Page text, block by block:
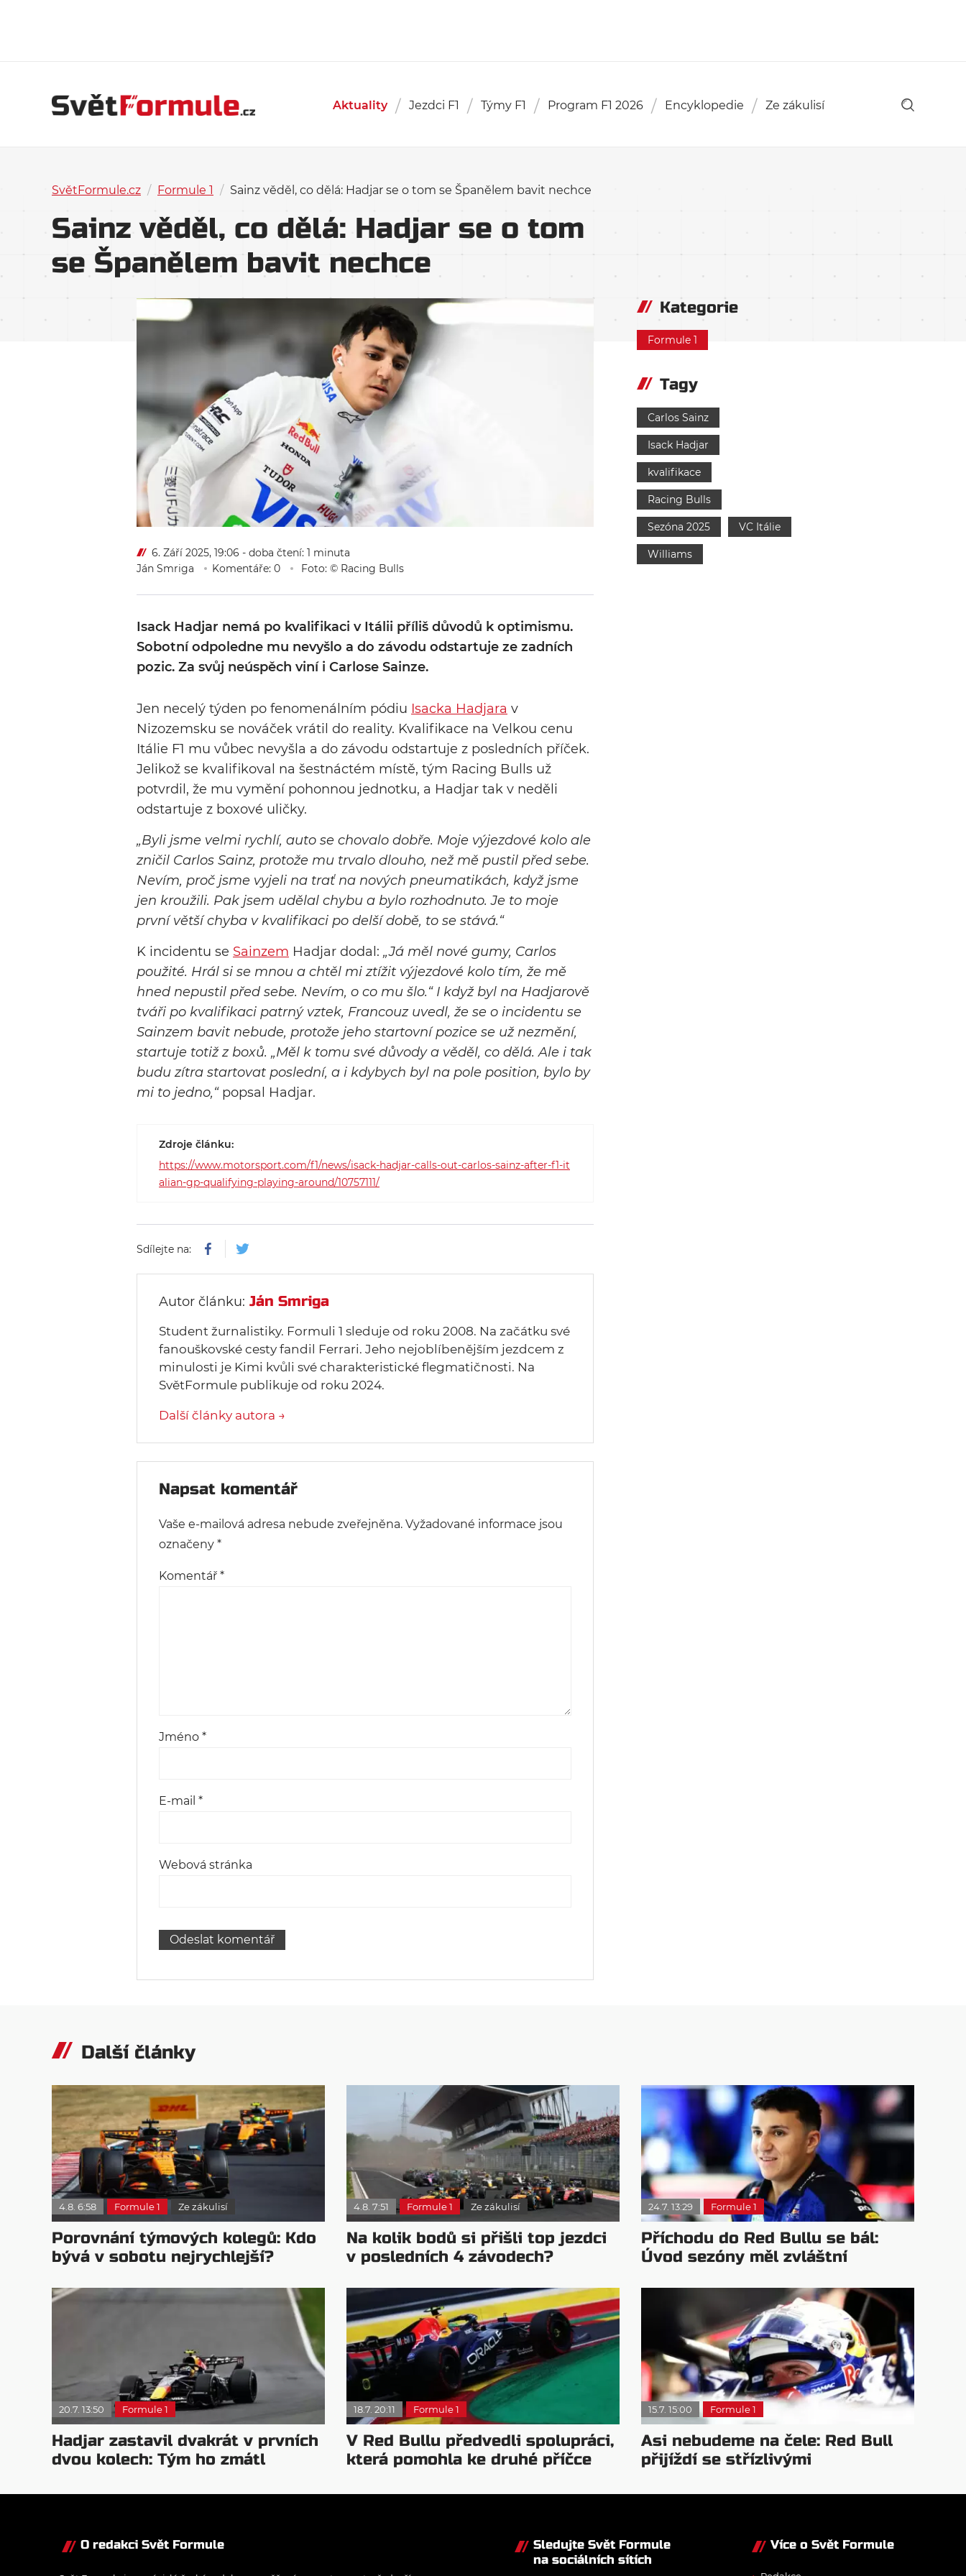
Aktuality Jezdci F1 Týmy F1 Program F1 2026 Encyklopedie Ze zákulisí
SvětFormule.cz / Formule 1 / Sainz věděl, co dělá: Hadjar se o tom se Španělem bavit nechce
Sainz věděl, co dělá: Hadjar se o tom
se Španělem bavit nechce
6. Září 2025, 19:06 - doba čtení: 1 minuta
Ján Smriga
Komentáře: 0 Foto: © Racing Bulls
Isack Hadjar nemá po kvalifikaci v Itálii příliš důvodů k optimismu.
Sobotní odpoledne mu nevyšlo a do závodu odstartuje ze zadních
pozic. Za svůj neúspěch viní i Carlose Sainze.
Jen necelý týden po fenomenálním pódiu Isacka Hadjara v
Nizozemsku se nováček vrátil do reality. Kvalifikace na Velkou cenu
Itálie F1 mu vůbec nevyšla a do závodu odstartuje z posledních příček.
Jelikož se kvalifikoval na šestnáctém místě, tým Racing Bulls už
potvrdil, že mu vymění pohonnou jednotku, a Hadjar tak v neděli
odstartuje z boxové uličky.
„Byli jsme velmi rychlí, auto se chovalo dobře. Moje výjezdové kolo ale
zničil Carlos Sainz, protože mu trvalo dlouho, než mě pustil před sebe.
Nevím, proč jsme vyjeli na trať na nových pneumatikách, když jsme
jen kroužili. Pak jsem udělal chybu a bylo rozhodnuto. Je to moje
první větší chyba v kvalifikaci po delší době, to se stává.“
K incidentu se Sainzem Hadjar dodal: „Já měl nové gumy, Carlos
použité. Hrál si se mnou a chtěl mi ztížit výjezdové kolo tím, že mě
hned nepustil před sebe. Nevím, o co mu šlo.“ I když byl na Hadjarově
tváři po kvalifikaci patrný vztek, Francouz uvedl, že se o incidentu se
Sainzem bavit nebude, protože jeho startovní pozice se už nezmění,
startuje totiž z boxů. „Měl k tomu své důvody a věděl, co dělá. Ale i tak
budu zítra startovat poslední, a i kdybych byl na pole position, bylo by
mi to jedno,“popsal Hadjar.
Zdroje článku:
https://www.motorsport.com/f1/news/isack-hadjar-calls-out-carlos-sainz-after-f1-it
alian-gp-qualifying-playing-around/10757111/
Sdílejte na:
Autor článku: Ján Smriga
Student žurnalistiky. Formuli 1 sleduje od roku 2008. Na začátku své
fanouškovské cesty fandil Ferrari. Jeho nejoblíbenějším jezdcem z
minulosti je Kimi kvůli své charakteristické flegmatičnosti. Na
SvětFormule publikuje od roku 2024.
Další články autora →
Napsat komentář
Vaše e-mailová adresa nebude zveřejněna. Vyžadované informace jsou
označeny *
Komentář *
Jméno *
E-mail *
Webová stránka
Kategorie
Formule 1
Tagy
Carlos Sainz
Isack Hadjar
kvalifikace
Racing Bulls
Sezóna 2025 VC Itálie
Williams
Další články
4.8. 6:58 Formule 1 Ze zákulisí
Porovnání týmových kolegů: Kdo
bývá v sobotu nejrychlejší?
4.8. 7:51 Formule 1 Ze zákulisí
Na kolik bodů si přišli top jezdci
v posledních 4 závodech?
24.7. 13:29 Formule 1
Příchodu do Red Bullu se bál:
Úvod sezóny měl zvláštní
20.7. 13:50 Formule 1
Hadjar zastavil dvakrát v prvních
dvou kolech: Tým ho zmátl
18.7. 20:11 Formule 1
V Red Bullu předvedli spolupráci,
která pomohla ke druhé příčce
15.7. 15:00 Formule 1
Asi nebudeme na čele: Red Bull
přijíždí se střízlivými
O redakci Svět Formule
Sledujte Svět Formule
na sociálních sítích
Více o Svět Formule